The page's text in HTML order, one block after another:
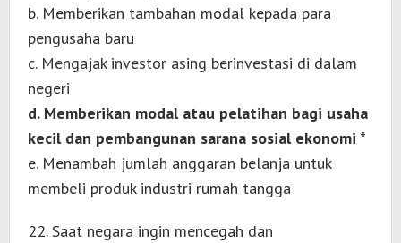
b. Memberikan tambahan modal kepada para
pengusaha baru
c. Mengajak investor asing berinvestasi di dalam
negeri
d. Memberikan modal atau pelatihan bagi usaha
kecil dan pembangunan sarana sosial ekonomi *
e. Menambah jumlah anggaran belanja untuk
membeli produk industri rumah tangga
22. Saat negara ingin mencegah dan